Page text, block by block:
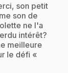
son petit
son de
ne l'a
intérêt?
meilleure
le défi «